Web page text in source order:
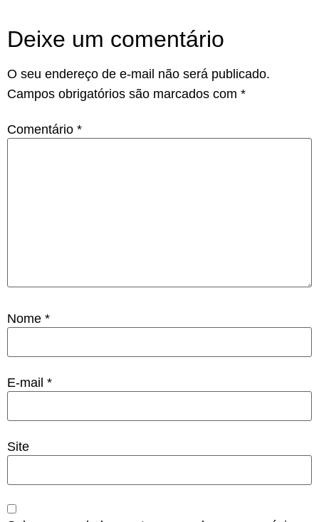
Deixe um comentário
O seu endereço de e-mail não será publicado.
Campos obrigatórios são marcados com *
Comentário *
Nome *
E-mail *
Site